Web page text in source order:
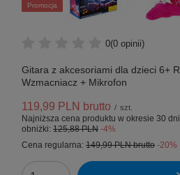
Promocja
0(0 opinii)
Gitara z akcesoriami dla dzieci 6+
Wzmacniacz + Mikrofon
119,99 PLN brutto / szt.
Najniższa cena produktu w okresie 30
obniżki: 125,88 PLN -4%
Cena regularna: 149,99 PLNbrutto -20%